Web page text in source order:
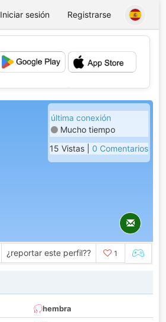
Iniciar sesión Registrarse
💕
última conexión
Mucho tiempo
15 Vistas | 0 Comentarios
¿reportar este perfil?? 1
hembra